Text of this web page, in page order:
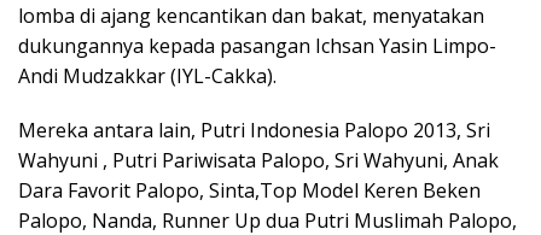
lomba di ajang kencantikan dan bakat, menyatakan
dukungannya kepada pasangan Ichsan Yasin Limpo-
Andi Mudzakkar (IYL-Cakka).
Mereka antara lain, Putri Indonesia Palopo 2013, Sri
Wahyuni , Putri Pariwisata Palopo, Sri Wahyuni, Anak
Dara Favorit Palopo, Sinta,Top Model Keren Beken
Palopo, Nanda, Runner Up dua Putri Muslimah Palopo,